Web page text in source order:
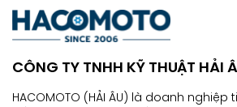
CÔNG TY TNHH KỸ THUẬT HẢI
HACOMOTO (HẢI ÂU) là doanh